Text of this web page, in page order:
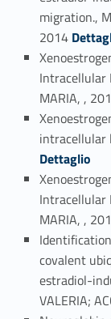
migration.,
2014 Link identifier #identifier_person_94858-52
Intracellular
MARIA, ,
intracellular
Dettaglio
Intracellular
MARIA, ,
covalent
estradiol-
VALERIA;